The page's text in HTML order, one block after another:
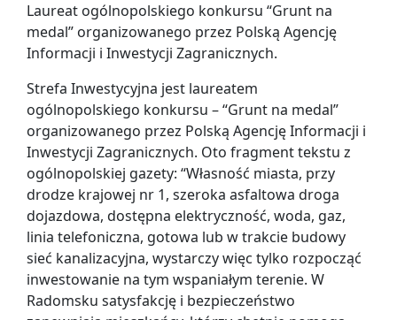
Laureat ogólnopolskiego konkursu “Grunt na
medal” organizowanego przez Polską Agencję
Informacji i Inwestycji Zagranicznych.
Strefa Inwestycyjna jest laureatem
ogólnopolskiego konkursu – “Grunt na medal”
organizowanego przez Polską Agencję Informacji i
Inwestycji Zagranicznych. Oto fragment tekstu z
ogólnopolskiej gazety: “Własność miasta, przy
drodze krajowej nr 1, szeroka asfaltowa droga
dojazdowa, dostępna elektryczność, woda, gaz,
linia telefoniczna, gotowa lub w trakcie budowy
sieć kanalizacyjna, wystarczy więc tylko rozpocząć
inwestowanie na tym wspaniałym terenie. W
Radomsku satysfakcję i bezpieczeństwo